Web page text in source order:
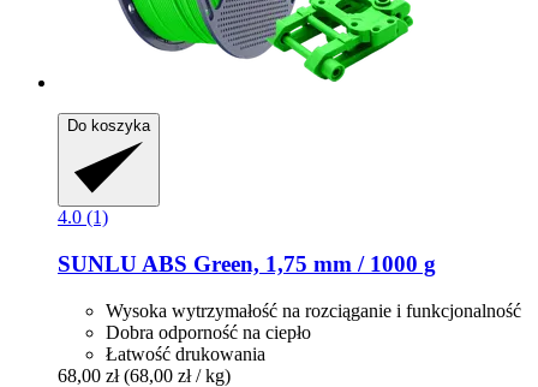
Do koszyka
4.0 (1)
SUNLU ABS Green, 1,75 mm / 1000 g
Wysoka wytrzymałość na rozciąganie i funkcjonalność
Dobra odporność na ciepło
Łatwość drukowania
68,00 zł (68,00 zł / kg)